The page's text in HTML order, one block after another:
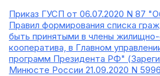
Приказ ГУСП от 06.07.2020 N 87
Правил формирования списка
быть принятыми в члены жилищно-
кооператива, в Главном
программ Президента РФ"
Минюсте России 21.09.2020 N